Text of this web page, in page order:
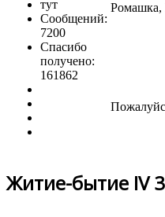
Сообщений:
7200
Спасибо
получено:
161862
Ромашка,
Житие-бытие IV